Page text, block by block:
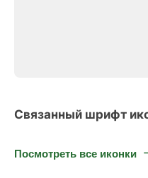
Связанный шрифт
Посмотреть все иконки